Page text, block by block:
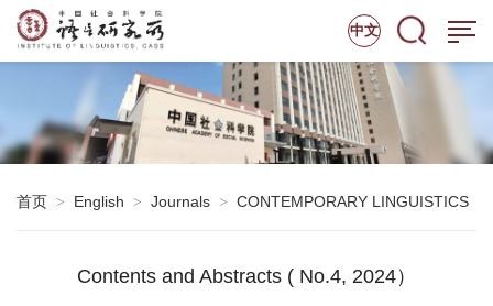
中文
首页 > English > Journals > CONTEMPORARY LINGUISTICS
Contents and Abstracts ( No.4, 2024）